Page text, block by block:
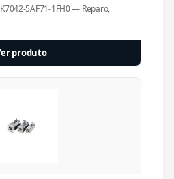
5AF71-1FH0 — Reparo,
produto